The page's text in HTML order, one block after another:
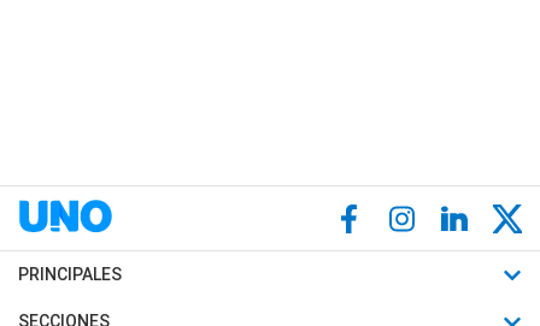
PRINCIPALES
Últimas Noticias
SECCIONES